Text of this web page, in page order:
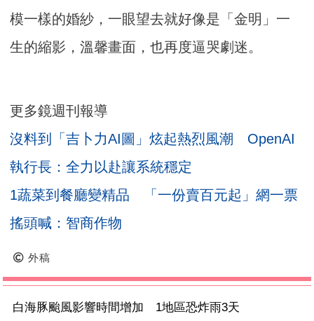
模一樣的婚紗，一眼望去就好像是「金明」一
生的縮影，溫馨畫面，也再度逼哭劇迷。
更多鏡週刊報導
沒料到「吉卜力AI圖」炫起熱烈風潮 OpenAI
執行長：全力以赴讓系統穩定
1蔬菜到餐廳變精品 「一份賣百元起」網一票
搖頭喊：智商作物
外稿
白海豚颱風影響時間增加 1地區恐炸雨3天